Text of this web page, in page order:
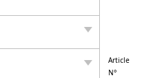
Article
N°